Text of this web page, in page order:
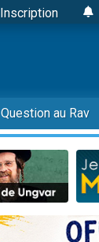
Inscription
Question au Rav